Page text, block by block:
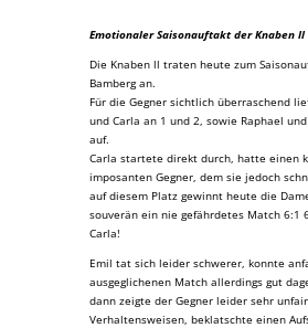
Emotionaler Saisonauftakt der Knaben ll
Die Knaben ll traten heute zum
Bamberg an.
Für die Gegner sichtlich überraschend
und Carla an 1 und 2, sowie Raphael
auf.
Carla startete direkt durch, hatte einen
imposanten Gegner, dem sie jedoch
auf diesem Platz gewinnt heute die
souverän ein nie gefährdetes Match 6:1
Carla!
Emil tat sich leider schwerer, konnte
ausgeglichenen Match allerdings gut
dann zeigte der Gegner leider sehr
Verhaltensweisen, beklatschte einen